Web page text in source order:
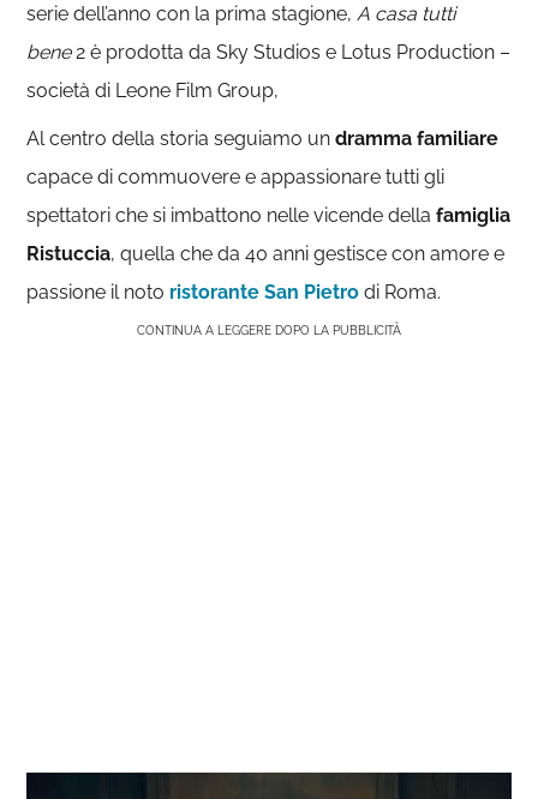
serie dell’anno con la prima stagione, A casa tutti
bene 2 è prodotta da Sky Studios e Lotus Production –
società di Leone Film Group,
Al centro della storia seguiamo undramma familiare
capace di commuovere e appassionare tutti gli
spettatori che si imbattono nelle vicende dellafamiglia
Ristuccia, quella che da 40 anni gestisce con amore e
passione il noto ristorante San Pietro di Roma.
CONTINUA A LEGGERE DOPO LA PUBBLICITÀ